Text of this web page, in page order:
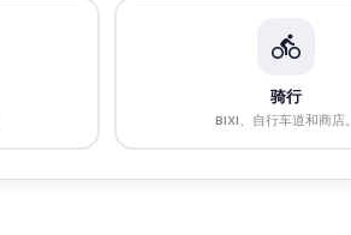
骑行
BIXI、自行车道和商店。